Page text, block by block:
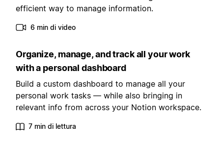
efficient way to manage information.
6 min di video
Organize, manage, and track all your work
with a personal dashboard
Build a custom dashboard to manage all your
personal work tasks — while also bringing in
relevant info from across your Notion workspace.
7 min di lettura